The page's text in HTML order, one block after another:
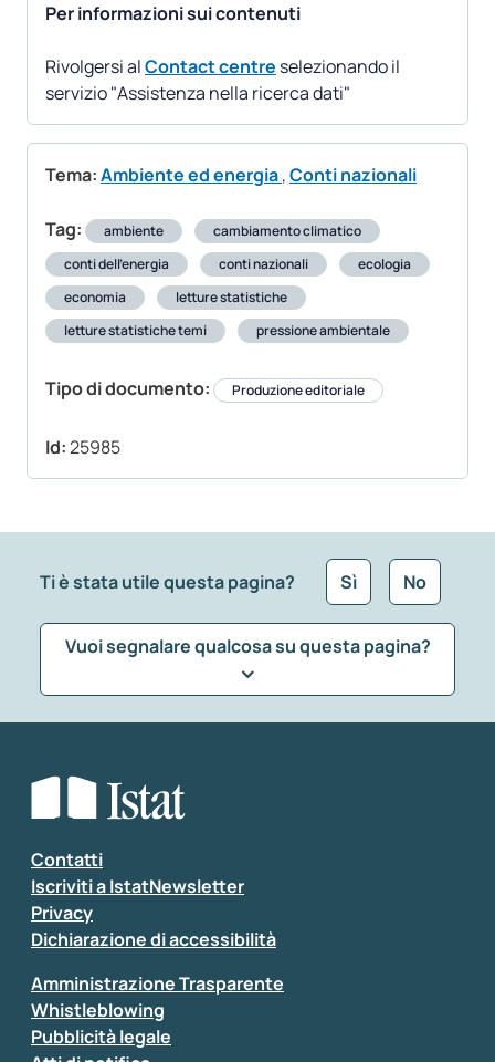
Per informazioni sui contenuti
Rivolgersi alContact centre selezionando il
servizio "Assistenza nella ricerca dati"
Tema:Ambiente ed energia,Conti nazionali
Tag: ambiente
cambiamento climatico
conti dell’energia
conti nazionali
ecologia
economia
letture statistiche
letture statistiche temi
pressione ambientale
Tipo di documento: Produzione editoriale
Id:25985
Ti è stata utile questa pagina? Sì No
Vuoi segnalare qualcosa su questa pagina?
Seleziona la tipologia della segnalazione
Inserisci il tuo commento
Contatti
Iscriviti a IstatNewsletter
Privacy
Dichiarazione di accessibilità
Amministrazione Trasparente
Whistleblowing
Pubblicità legale